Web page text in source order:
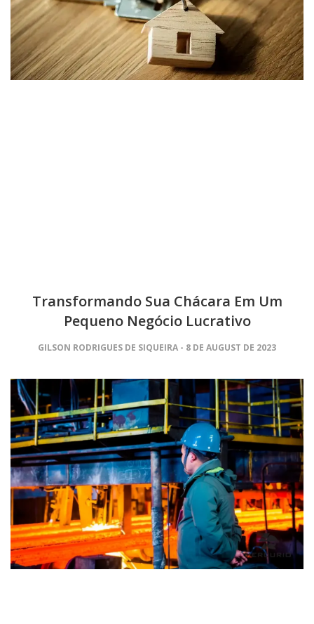
Transformando Sua Chácara Em Um
Pequeno Negócio Lucrativo
GILSON RODRIGUES DE SIQUEIRA 8 DE AUGUST DE 2023